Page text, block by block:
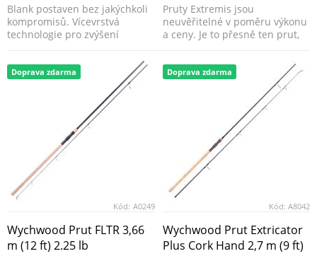
Blank postaven bez jakýchkoli
kompromisů. Vícevrstvá
technologie pro zvýšení
Pruty Extremis jsou
neuvěřitelné v poměru výkonu
a ceny. Je to přesně ten prut,
Doprava zdarma
Kód: A0249
Wychwood Prut FLTR 3,66
m (12 ft) 2.25 lb
Doprava zdarma
Kód: A8042
Wychwood Prut Extricator
Plus Cork Hand 2,7 m (9 ft)